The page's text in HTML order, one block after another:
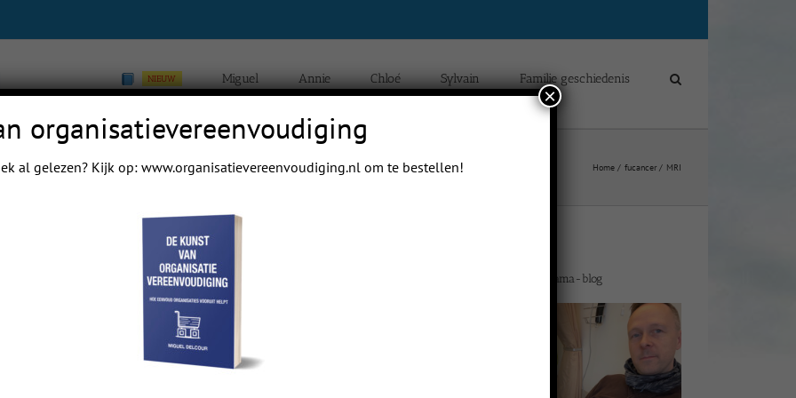
NIEUW Miguel Annie Chloé Sylvain Familie geschiedenis
Home fucancer MRI
nog vakantie is, en geheel gezond (denk ik) mag ik vandaag een MRI doen.
Welkom op mijn drama-blog
organisatievereenvoudiging
al gelezen? Kijk op: www.organisatievereenvoudiging.nlom te bestellen!
×